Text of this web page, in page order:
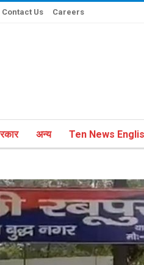
Contact Us Careers
अन्य Ten News